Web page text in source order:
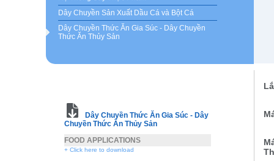
Dây Chuyền Sản Xuất Dầu Cá và Bột Cá
Dây Chuyền Thức Ăn Gia Súc - Dây Chuyền
Thức Ăn Thủy Sản
Dây Chuyền Thức Ăn Gia Súc - Dây
Chuyền Thức Ăn Thủy Sản
FOOD APPLICATIONS
+ Click here to download